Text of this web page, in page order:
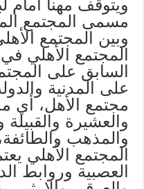
ويتوقف مهنا
مسمى المجتمع
وبين المجتمع
المجتمع الأهلي
السابق على
على المدنية
مجتمع الأهل، أي
والعشيرة
والمذهب
المجتمع الأهلي
العصبية وروابط